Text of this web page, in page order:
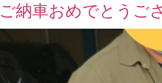
ご納車おめでとうご